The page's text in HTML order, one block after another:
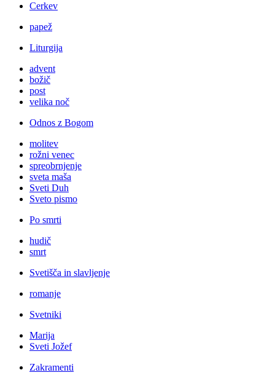
Cerkev
papež
Liturgija
advent
božič
post
velika noč
Odnos z Bogom
molitev
rožni venec
spreobrnjenje
sveta maša
Sveti Duh
Sveto pismo
Po smrti
hudič
smrt
Svetišča in slavljenje
romanje
Svetniki
Marija
Sveti Jožef
Zakramenti